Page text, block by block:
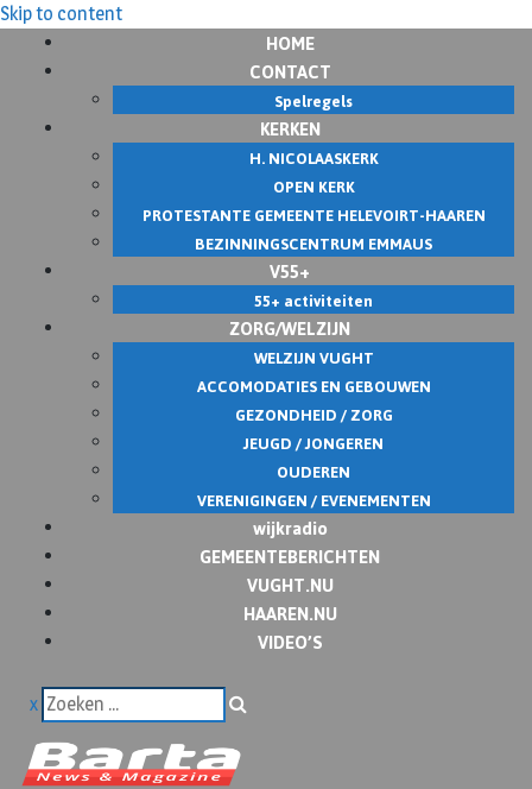
Skip to content
HOME
CONTACT
Spelregels
KERKEN
H. NICOLAASKERK
OPEN KERK
PROTESTANTE GEMEENTE HELEVOIRT-HAAREN
BEZINNINGSCENTRUM EMMAUS
V55+
55+ activiteiten
ZORG/WELZIJN
WELZIJN VUGHT
ACCOMODATIES EN GEBOUWEN
GEZONDHEID / ZORG
JEUGD / JONGEREN
OUDEREN
VERENIGINGEN / EVENEMENTEN
wijkradio
GEMEENTEBERICHTEN
VUGHT.NU
HAAREN.NU
VIDEO’S
x